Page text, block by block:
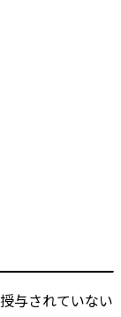
与されていない